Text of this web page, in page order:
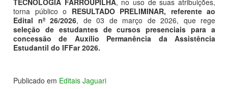
TECNOLOGIA FARROUPILHA, no uso de suas atribuições,
torna público o RESULTADO PRELIMINAR, referente ao
Edital nº 26/2026, de 03 de março de 2026, que rege
seleção de estudantes de cursos presenciais para a
concessão de Auxílio Permanência da Assistência
Estudantil do IFFar 2026.
Publicado em Editais Jaguari